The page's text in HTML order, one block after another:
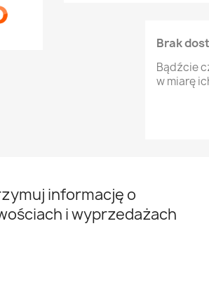
Brak
Bądźcie
w miarę
informację o
i wyprzedażach